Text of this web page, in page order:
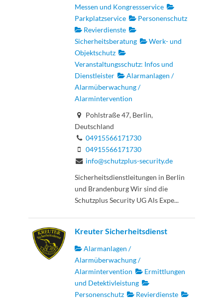
Messen und Kongressservice
Parkplatzservice
Personenschutz
Revierdienste
Sicherheitsberatung
Werk- und
Objektschutz
Veranstaltungsschutz: Infos und
Dienstleister
Alarmanlagen /
Alarmüberwachung /
Alarmintervention
Pohlstraße 47, Berlin,
Deutschland
04915566171730
04915566171730
info@schutzplus-security.de
Sicherheitsdienstleitungen in Berlin
und Brandenburg Wir sind die
Schutzplus Security UG Als Expe...
Kreuter Sicherheitsdienst
Alarmanlagen /
Alarmüberwachung /
Alarmintervention
Ermittlungen
und Detektivleistung
Personenschutz
Revierdienste